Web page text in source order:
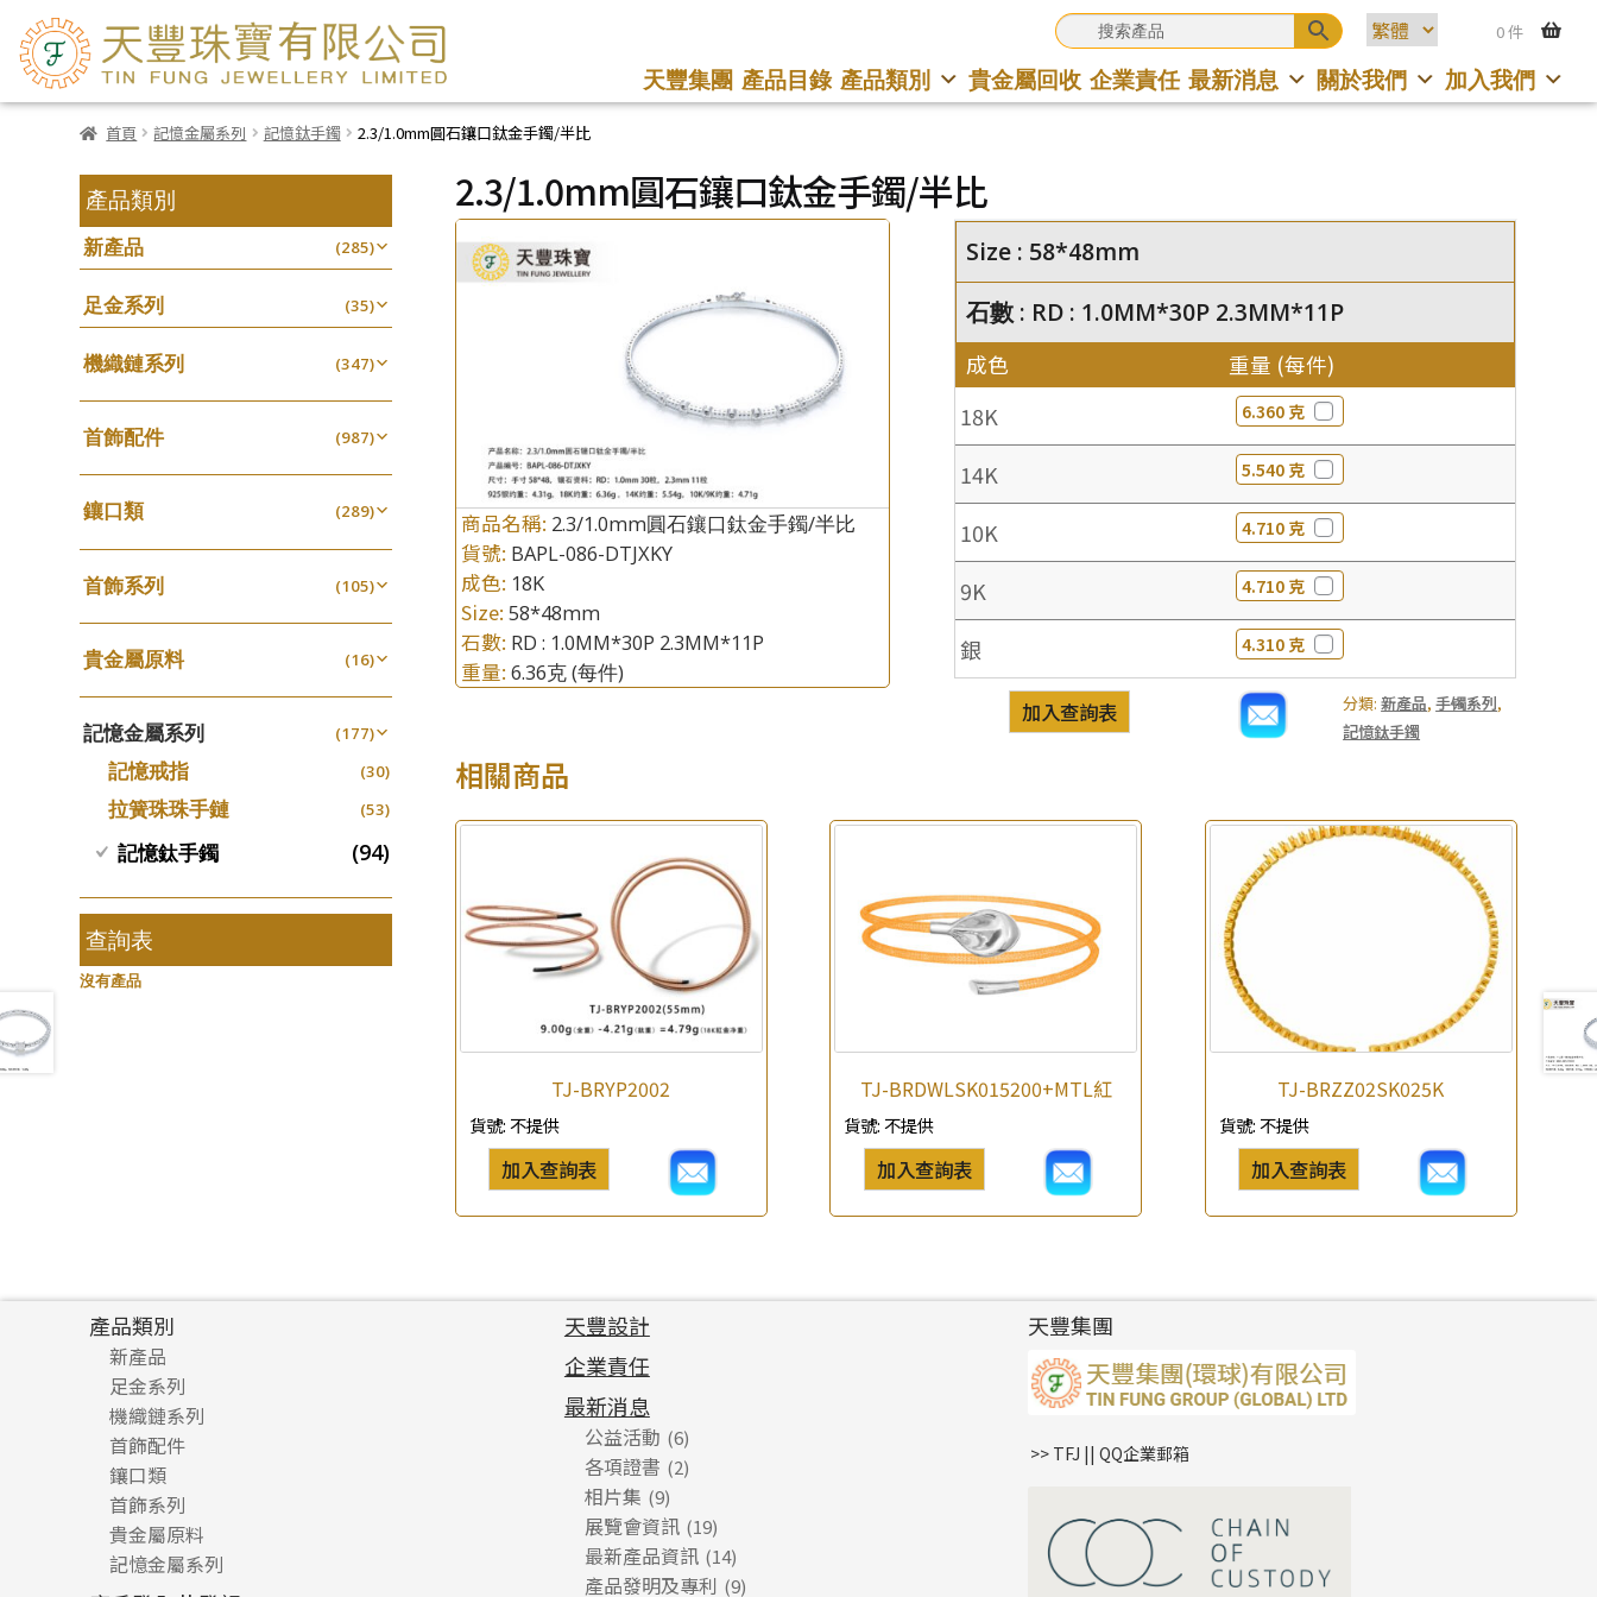
0 件
天豐集團 產品目錄 產品類別 貴金屬回收 企業責任 最新消息 關於我們 加入我們
首頁 記憶金屬系列 記憶鈦手鐲 2.3/1.0mm圓石鑲口鈦金手鐲/半比
2.3/1.0mm圓石鑲口鈦金手鐲/半比
產品查詢 ×
*你的名字
查詢以下產品
商品名稱: 2.3/1.0mm圓石鑲口鈦金手鐲/半比
貨號: BAPL-086-DTJXKY
成色: 18K
Size: 58*48mm
石數: RD : 1.0MM*30P 2.3MM*11P
重量: 6.36克(每件)
Size : 58*48mm
石數 : RD : 1.0MM*30P 2.3MM*11P
成色 重量 (每件)
18K 6.360 克
14K 5.540 克
10K 4.710 克
9K 4.710 克
銀 4.310 克
分類:新產品,手镯系列,
記憶鈦手鐲
加入查詢表
相關商品
TJ-BRYP2002
貨號:不提供
加入查詢表
TJ-BRDWLSK015200+MTL紅
貨號: 不提供
加入查詢表
TJ-BRZZ02SK025K
貨號:不提供
加入查詢表
產品類別
新產品 (285)
足金系列 (35)
機織鏈系列 (347)
珠仔鏈 (25)
镶口链 (61)
管狀網鏈 (11)
十字鏈系列 (56)
十字車花鏈系列 (48)
十字閃O鏈系列 (27)
十字錘打鏈系列 (17)
側身車花鏈系列 (8)
側身鏈系列
肖邦鏈系列 (14)
雙十字鏈系列 (4)
水波鏈系列 (4)
蛇骨鏈系列 (6)
鏈尾系列 (6)
盒子鏈系列
嘴唇鏈系列
首飾配件 (987)
耳環類配件 (341)
卷迫系列 (13)
螺絲迫系列 (15)
梅花迫系列 (19)
平臺迫系列 (74)
綫拍系列 (42)
美拍系列 (16)
耳針系列 (6)
耳環扣系列 (29)
耳綫/耳鈎系列 (25)
耳環爪頭 (29)
耳環 (71)
鏈類配件
調節珠系列
生圈扣系列
鴨俐制系列
字印牌系列
字母吊墜
項鏈吊墜
生肖吊墜 (26)
管扣系列
星座吊墜
其他類配件 (161)
珠盤系列 (16)
袖口鈕系列 (7)
焊片及鐳射綫 (2)
空心車花管 (19)
其他 (104)
無孔光身珠 (7)
無孔批花珠
空心批花珠
鑲口類 (289)
四爪頭系列 (20)
六爪頭系列 (41)
車花片 (35)
動感車花片 (20)
鑲口戒指 (16)
鑲口手鏈系列 (146)
首飾系列 (105)
手镯系列 (8)
戒指系列 (8)
空心耳環 (27)
空心车花管首饰链 (15)
空心手鐲系列 (8)
牛仔鏈 (37)
貴金屬原料 (16)
千足金 (16)
記憶金屬系列 (177)
記憶戒指 (30)
拉簧珠珠手鏈 (53)
記憶鈦手鐲 (94)
查詢表
沒有產品
*你的名字
公司名稱
產品類別
新產品
足金系列
足金配件
機織鏈系列
珠仔鏈
镶口链
管狀網鏈
十字車花鏈系列
十字閃O鏈系列
首飾配件
耳環類配件
卷迫系列
螺絲迫系列
梅花迫系列
鏈類配件
動感車花吊墜
調節珠系列
其他類配件
珠盤系列
珠類配件
鑲口類
四爪頭系列
六爪頭系列
車花片
首飾系列
手镯系列
戒指系列
貴金屬原料
千足金
記憶金屬系列
天豐設計
企業責任
最新消息
公益活動 (6)
各項證書 (2)
相片集 (9)
展覽會資訊 (19)
最新產品資訊 (14)
產品發明及專利 (9)
天豐集團
>> TFJ || QQ企業郵箱